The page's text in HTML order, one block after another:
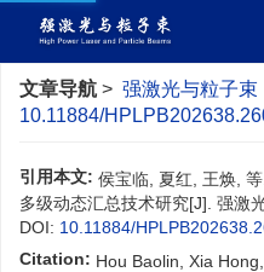
文章导航 > 强激光与粒子束
10.11884/
引用本文: 侯宝临, 夏红, 王焕,
多级动态汇总技术研究[J]. 强激
DOI: 10.11884/
Citation: Hou Baolin, Xia